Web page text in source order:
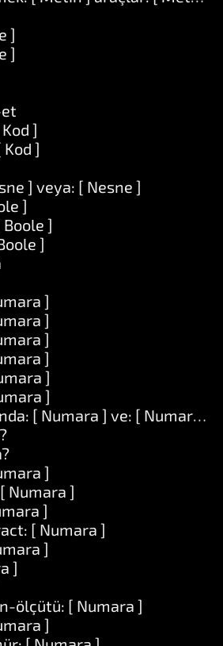
]
]
]
Kod ]
] veya: [ Nesne ]
]
]
]
]
]
]
]
]
]
[ Numara ] ve: [ Numara ]
]
Numara ]
]
[ Numara ]
]
]
ölçütü: [ Numara ]
]